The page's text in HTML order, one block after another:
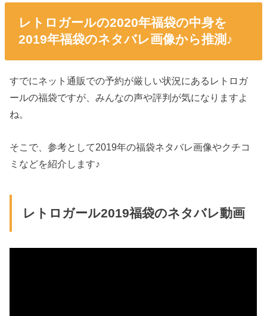
レトロガールの2020年福袋の中身を
2019年福袋のネタバレ画像から推測♪
すでにネット通販での予約が厳しい状況にあるレトロガ
ールの福袋ですが、みんなの声や評判が気になりますよ
ね。
そこで、参考として2019年の福袋ネタバレ画像やクチコ
ミなどを紹介します♪
レトロガール2019福袋のネタバレ動画